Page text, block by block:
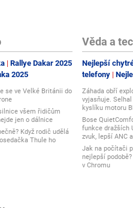
Rallye Dakar 2025
2025
se ve Velké Británii do
všem řidičům
jen o dálnice
Když rodič udělá
Thule ho
Věda a
Nejlepší
telefony
Záhada obří
vyjasňuje.
kyslíku motoru
Bose
funkce dražších
zvuk, lepší ANC
Jak na počítači
nejlepší
v Chromu